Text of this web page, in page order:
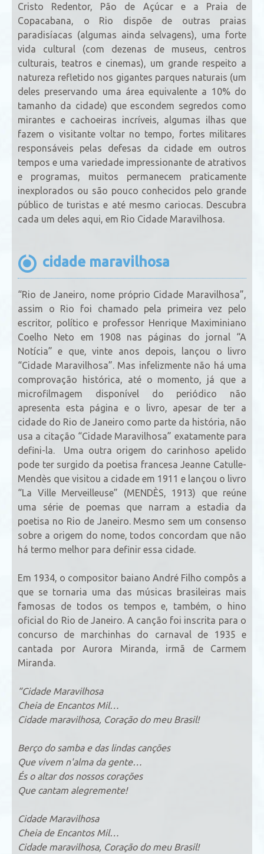
Cristo Redentor, Pão de Açúcar e a Praia de
Copacabana, o Rio dispõe de outras praias
paradisíacas (algumas ainda selvagens), uma forte
vida cultural (com dezenas de museus, centros
culturais, teatros e cinemas), um grande respeito a
natureza refletido nos gigantes parques naturais (um
deles preservando uma área equivalente a 10% do
tamanho da cidade) que escondem segredos como
mirantes e cachoeiras incríveis, algumas ilhas que
fazem o visitante voltar no tempo, fortes militares
responsáveis pelas defesas da cidade em outros
tempos e uma variedade impressionante de atrativos
e programas, muitos permanecem praticamente
inexplorados ou são pouco conhecidos pelo grande
público de turistas e até mesmo cariocas. Descubra
cada um deles aqui, em Rio Cidade Maravilhosa.
cidade maravilhosa
“Rio de Janeiro, nome próprio Cidade Maravilhosa”,
assim o Rio foi chamado pela primeira vez pelo
escritor, político e professor Henrique Maximiniano
Coelho Neto em 1908 nas páginas do jornal “A
Notícia” e que, vinte anos depois, lançou o livro
“Cidade Maravilhosa”. Mas infelizmente não há uma
comprovação histórica, até o momento, já que a
microfilmagem disponível do periódico não
apresenta esta página e o livro, apesar de ter a
cidade do Rio de Janeiro como parte da história, não
usa a citação “Cidade Maravilhosa” exatamente para
defini-la. Uma outra origem do carinhoso apelido
pode ter surgido da poetisa francesa Jeanne Catulle-
Mendès que visitou a cidade em 1911 e lançou o livro
“La Ville Merveilleuse” (MENDÈS, 1913) que reúne
uma série de poemas que narram a estadia da
poetisa no Rio de Janeiro. Mesmo sem um consenso
sobre a origem do nome, todos concordam que não
há termo melhor para definir essa cidade.
Em 1934, o compositor baiano André Filho compôs a
que se tornaria uma das músicas brasileiras mais
famosas de todos os tempos e, também, o hino
oficial do Rio de Janeiro. A canção foi inscrita para o
concurso de marchinhas do carnaval de 1935 e
cantada por Aurora Miranda, irmã de Carmem
Miranda.
“Cidade Maravilhosa
Cheia de Encantos Mil…
Cidade maravilhosa, Coração do meu Brasil!
Berço do samba e das lindas canções
Que vivem n'alma da gente…
És o altar dos nossos corações
Que cantam alegremente!
Cidade Maravilhosa
Cheia de Encantos Mil…
Cidade maravilhosa, Coração do meu Brasil!